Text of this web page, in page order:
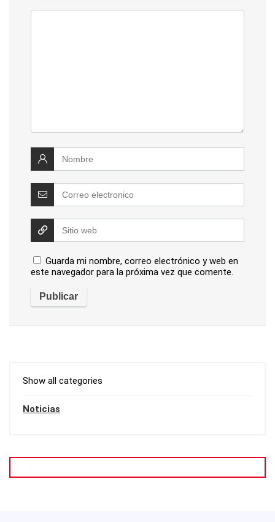
Guarda mi nombre, correo electrónico y web en
este navegador para la próxima vez que comente.
Show all categories
Noticias